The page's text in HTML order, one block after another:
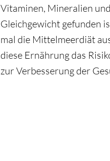
Vitaminen, Mineralien
Gleichgewicht gefunden
mal die Mittelmeerdiät
diese Ernährung das
zur Verbesserung der